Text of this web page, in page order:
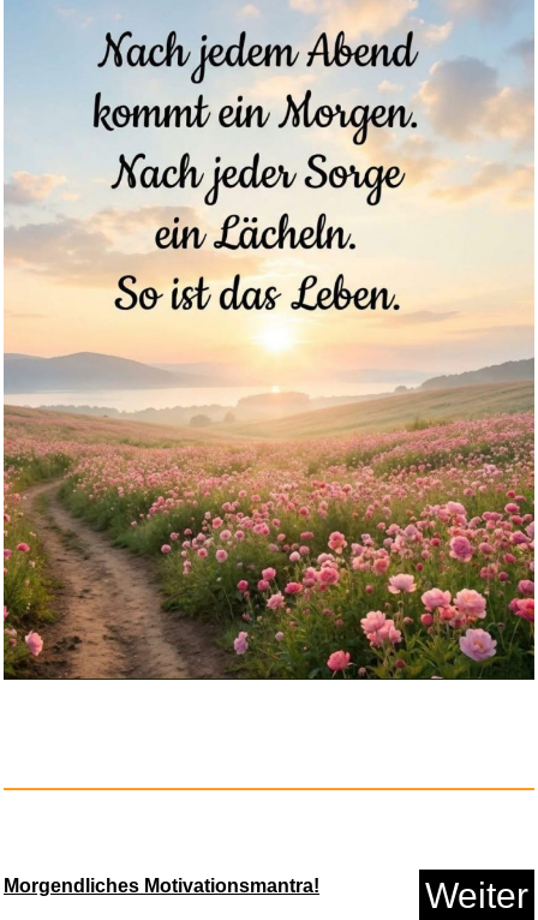
Anzeige
It Takes Two Switch / Switch 2...
Anzeige
MICHEL-Kroatien-Spezial-
Anzeige
Morgendliches Motivationsmantra! Weiter